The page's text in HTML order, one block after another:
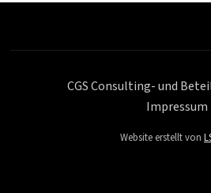
CGS Consulting- und
Impressum
Website erstellt von